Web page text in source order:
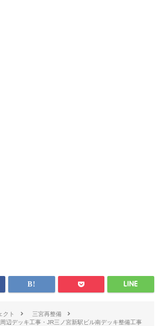
クト
三宮再整備
辺デッキ工事・JR三ノ宮新駅ビル南デッキ整備工事